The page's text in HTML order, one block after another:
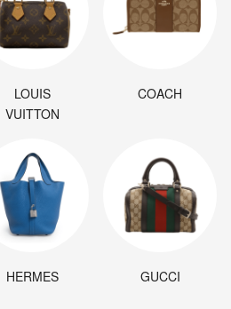
LOUIS
VUITTON
COACH
HERMES GUCCI